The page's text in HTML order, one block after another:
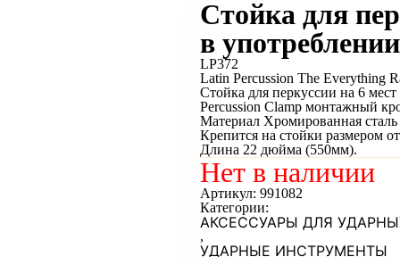
Стойка для
в
LP372
Latin Percussion The Everything
Стойка для перкуссии на 6 мест
Percussion Clamp монтажный
Материал Хромированная сталь
Крепится на стойки размером
Длина 22 дюйма (550мм).
Нет в наличии
Артикул: 991082
Категории:
АКСЕССУАРЫ ДЛЯ
,
УДАРНЫЕ ИНСТРУМЕНТЫ